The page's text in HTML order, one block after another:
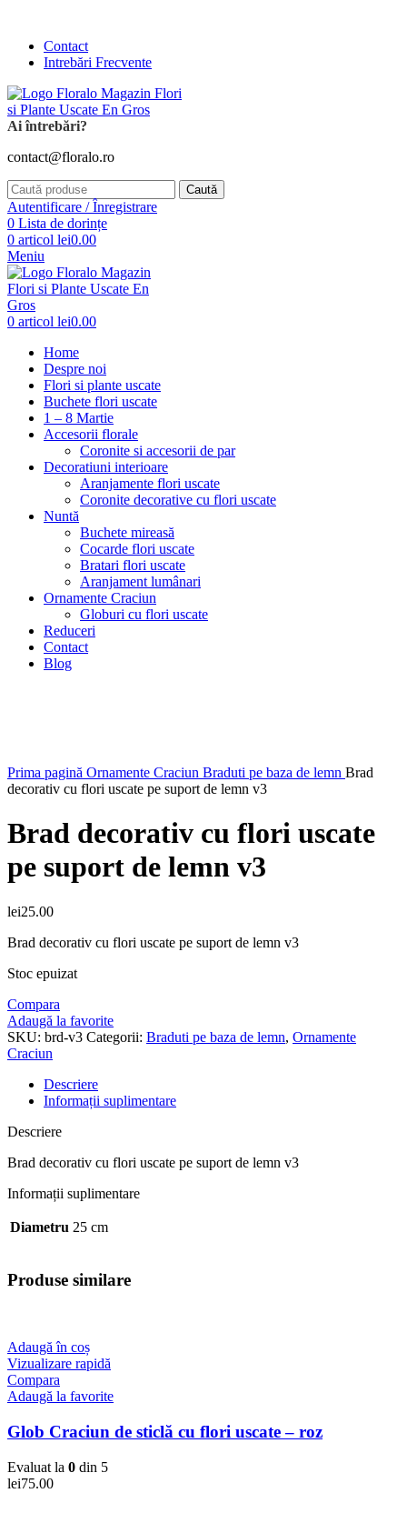
Contact
Intrebări Frecvente
Ai întrebări?
contact@floralo.ro
Caută
Autentificare / Înregistrare
0 Lista de dorințe
0 articol lei0.00
Meniu
0 articol lei0.00
Home
Despre noi
Flori si plante uscate
Buchete flori uscate
1 – 8 Martie
Accesorii florale
Coronite si accesorii de par
Decoratiuni interioare
Aranjamente flori uscate
Coronite decorative cu flori uscate
Nuntă
Buchete mireasă
Cocarde flori uscate
Bratari flori uscate
Aranjament lumânari
Ornamente Craciun
Globuri cu flori uscate
Reduceri
Contact
Blog
Prima pagină Ornamente Craciun Braduti pe baza de lemn Brad
decorativ cu flori uscate pe suport de lemn v3
Brad decorativ cu flori uscate
pe suport de lemn v3
lei25.00
Brad decorativ cu flori uscate pe suport de lemn v3
Stoc epuizat
Compara
Adaugă la favorite
SKU: brd-v3 Categorii: Braduti pe baza de lemn, Ornamente
Craciun
Descriere
Informații suplimentare
Descriere
Brad decorativ cu flori uscate pe suport de lemn v3
Informații suplimentare
Diametru 25 cm
Produse similare
Adaugă în coș
Vizualizare rapidă
Compara
Adaugă la favorite
Glob Craciun de sticlă cu flori uscate – roz
Evaluat la 0 din 5
lei75.00